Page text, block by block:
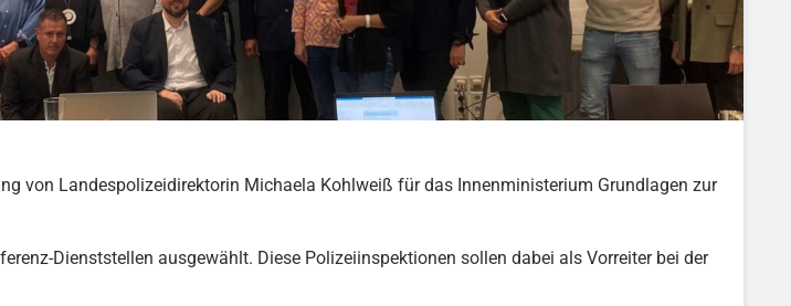
von Landespolizeidirektorin Michaela Kohlweiß für das Innenministerium Grundlagen zur
Dienststellen ausgewählt. Diese Polizeiinspektionen sollen dabei als Vorreiter bei der